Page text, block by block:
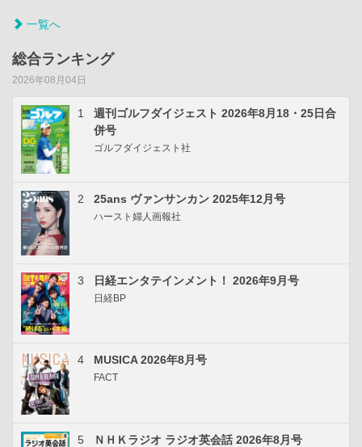
一覧へ
総合ランキング
2026年08月04日
1
週刊ゴルフダイジェスト 2026年8月18・25日合
併号
ゴルフダイジェスト社
2 25ans ヴァンサンカン 2025年12月号
ハースト婦人画報社
3 日経エンタテインメント！ 2026年9月号
日経BP
4 MUSICA 2026年8月号
FACT
5 ＮＨＫラジオ ラジオ英会話 2026年8月号